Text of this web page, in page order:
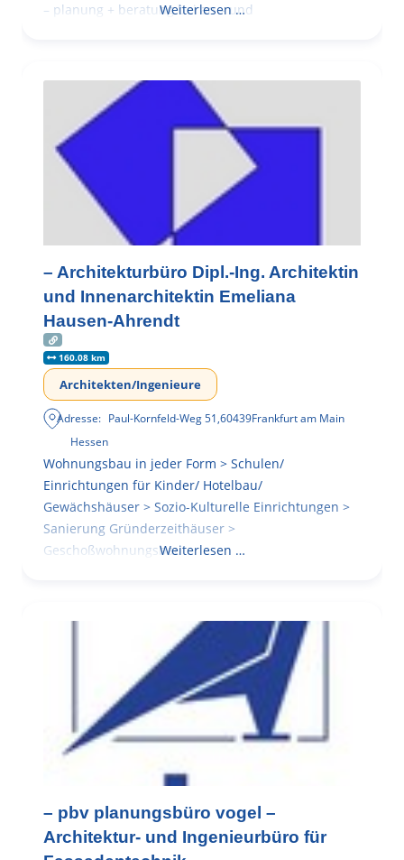
– planung + beratung bei an – und
Weiterlesen …
– Architekturbüro Dipl.-Ing. Architektin
und Innenarchitektin Emeliana
Hausen-Ahrendt
160.08 km
Architekten/Ingenieure
Adresse: Paul-Kornfeld-Weg 51,60439Frankfurt am Main
Hessen
Wohnungsbau in jeder Form > Schulen/
Einrichtungen für Kinder/ Hotelbau/
Gewächshäuser > Sozio-Kulturelle Einrichtungen >
Sanierung Gründerzeithäuser >
GeschoßwohnungsbauWeiterlesen …
– pbv planungsbüro vogel –
Architektur- und Ingenieurbüro für